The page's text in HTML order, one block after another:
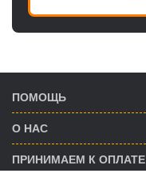
ПОМОЩЬ
О НАС
ПРИНИМАЕМ К ОПЛАТЕ